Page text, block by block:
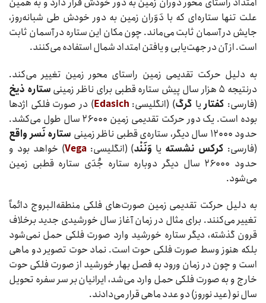
علت تنها ستاره‌ای که با دَوَران زمین به دور خودش طی شبانه‌روز،
جایش در آسمان ثابت می‌ماند. چون مکان این ستاره در آسمان ثابت
است. از آن در جهت‌یابی و یافتن امتداد شمال استفاده می‌کنند.
به دلیل حرکت تقدیمی‌ زمین راستای محور زمین تغییر می‌کند.
درنتیجه ۵ هزار سال پیش ستاره قطبی برای ناظر زمینی
ستاره ذیخ
(فارسی: کفتار یا گرگ) (انگلیسی: Edasich) در صورت فلکی اژدها
بوده است. یک دور حرکت تقدیمی ‌زمین ۲۶۰۰۰ سال طول می‌کشد.
حدود ۱۲۰۰۰ سال دیگر، ستاره‌ی قطبی ناظر زمینی
ستاره‌ نَسر واقع
(فارسی: کرکس نشسته یا وَنَنْد) (انگلیسی:Vega) خواهد بود و
حدود ۲۶۰۰۰ سال دیگر دوباره ستاره‌ جُدَی ستاره‌ قطبی زمین
می‌شود.
به دلیل حرکت تقدیمی ‌زمین صورت‌های فلکی منطقه‌البروج دائماً
تغییر می‌کنند. برای مثال در زمان آغاز سال خورشیدی جدید برخلاف
قرون گذشته، دیگر ستاره خورشید وارد صورت فلکی حمل نمی‌شود
بلکه هنوز وسط صورت فلکی حوت است. نماد حوت تصویر دو ماهی
است و چون در زمان ورود به فصل بهار خورشید از صورت فلکی حوت
خارج و به صورت فلکی حمل وارد می‌شد، ایرانیان بر سر سفره تحویل
سال نو (عید نوروز) دو عدد ماهی قرار می‌دادند.